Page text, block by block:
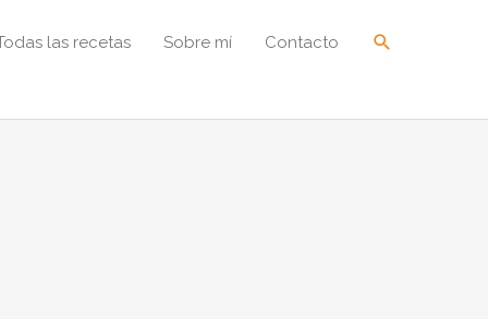
las recetas Sobre mí Contacto Buscar